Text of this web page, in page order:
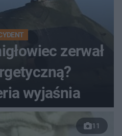
zerwał
wyjaśnia
11